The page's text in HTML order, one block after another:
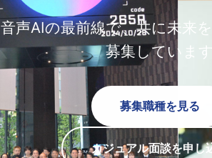
音声AIの最前線で、共に未来
募集しています
募集職種を見る
カジュアル面談を申し